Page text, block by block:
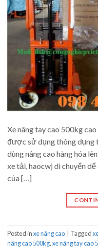
Xe nâng tay cao 500kg
được sử dụng thông dụng
dùng nâng cao hàng hóa
xe tải, haocwj di chuyển
của […]
Posted inxe nâng cao Tagged
nâng cao 500kg,xe nâng tay cao